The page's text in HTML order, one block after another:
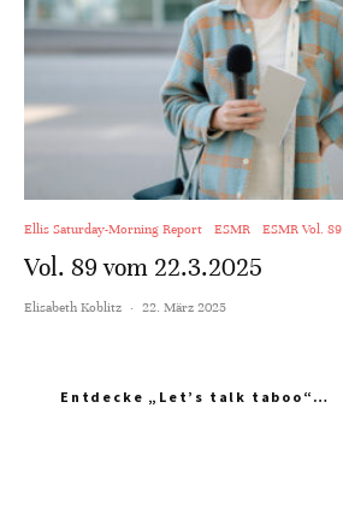
Ellis Saturday-Morning Report ESMR ESMR Vol. 89
Vol. 89 vom 22.3.2025
Elisabeth Koblitz · 22. März 2025
Entdecke „Let’s talk taboo“…